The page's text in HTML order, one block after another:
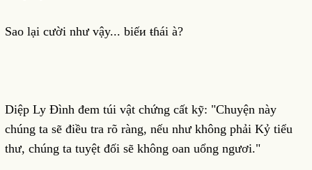
Sao lại cười như vậy... biếи ŧɦái à?
Diệp Ly Đình đem túi vật chứng cất kỹ: "Chuyện này
chúng ta sẽ điều tra rõ ràng, nếu như không phải Kỷ tiểu
thư, chúng ta tuyệt đối sẽ không oan uổng ngươi."